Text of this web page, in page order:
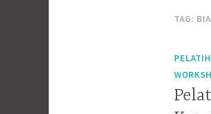
TAG: